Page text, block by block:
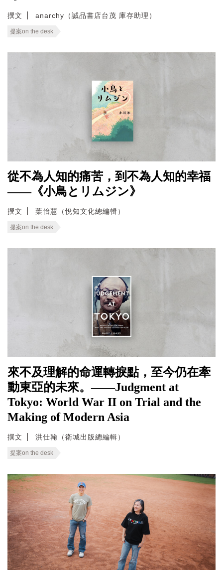
撰文 anarchy（誠品書店台茂 庫存助理）
提案on the desk
從不為人知的痛苦，到不為人知的幸福
——《小鳥とリムジン》
撰文 葉怡慧（悅知文化總編輯）
提案on the desk
來不及理解的命運轉捩點，至今仍在牽
動東亞的未來。——Judgment at
Tokyo: World War II on Trial and the
Making of Modern Asia
撰文 洪仕翰（衛城出版總編輯）
提案on the desk